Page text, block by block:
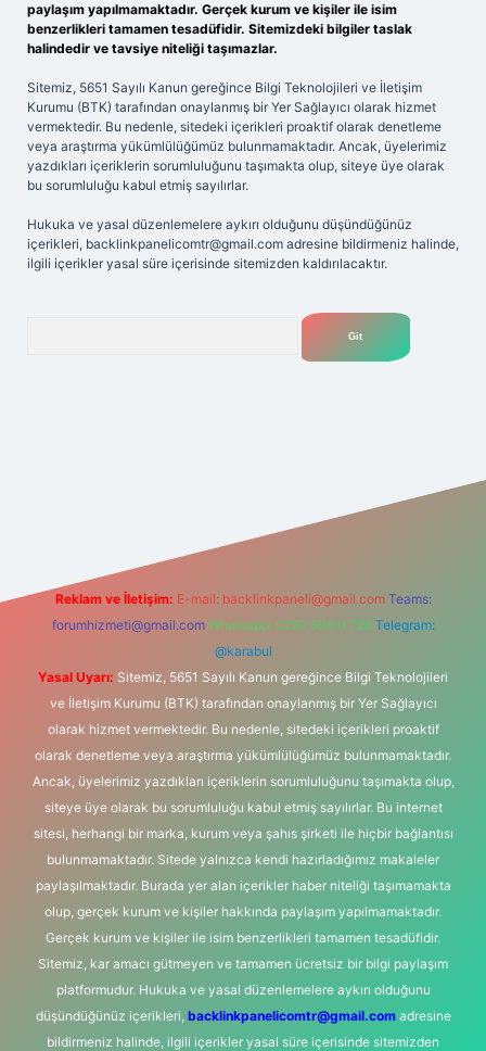
paylaşım yapılmamaktadır. Gerçek kurum ve kişiler ile isim
benzerlikleri tamamen tesadüfidir. Sitemizdeki bilgiler taslak
halindedir ve tavsiye niteliği taşımazlar.
Sitemiz, 5651 Sayılı Kanun gereğince Bilgi Teknolojileri ve İletişim
Kurumu (BTK) tarafından onaylanmış bir Yer Sağlayıcı olarak hizmet
vermektedir. Bu nedenle, sitedeki içerikleri proaktif olarak denetleme
veya araştırma yükümlülüğümüz bulunmamaktadır. Ancak, üyelerimiz
yazdıkları içeriklerin sorumluluğunu taşımakta olup, siteye üye olarak
bu sorumluluğu kabul etmiş sayılırlar.
Hukuka ve yasal düzenlemelere aykırı olduğunu düşündüğünüz
içerikleri, backlinkpanelicomtr@gmail.com adresine bildirmeniz halinde,
ilgili içerikler yasal süre içerisinde sitemizden kaldırılacaktır.
Reklam ve İletişim: E-mail: backlinkpaneli@gmail.com Teams:
forumhizmeti@gmail.com Whatsapp: 0262 606 0 726 Telegram:
@karabul
Yasal Uyarı: Sitemiz, 5651 Sayılı Kanun gereğince Bilgi Teknolojileri
ve İletişim Kurumu (BTK) tarafından onaylanmış bir Yer Sağlayıcı
olarak hizmet vermektedir. Bu nedenle, sitedeki içerikleri proaktif
olarak denetleme veya araştırma yükümlülüğümüz bulunmamaktadır.
Ancak, üyelerimiz yazdıkları içeriklerin sorumluluğunu taşımakta olup,
siteye üye olarak bu sorumluluğu kabul etmiş sayılırlar. Bu internet
sitesi, herhangi bir marka, kurum veya şahıs şirketi ile hiçbir bağlantısı
bulunmamaktadır. Sitede yalnızca kendi hazırladığımız makaleler
paylaşılmaktadır. Burada yer alan içerikler haber niteliği taşımamakta
olup, gerçek kurum ve kişiler hakkında paylaşım yapılmamaktadır.
Gerçek kurum ve kişiler ile isim benzerlikleri tamamen tesadüfidir.
Sitemiz, kar amacı gütmeyen ve tamamen ücretsiz bir bilgi paylaşım
platformudur. Hukuka ve yasal düzenlemelere aykırı olduğunu
düşündüğünüz içerikleri, backlinkpanelicomtr@gmail.comadresine
bildirmeniz halinde, ilgili içerikler yasal süre içerisinde sitemizden